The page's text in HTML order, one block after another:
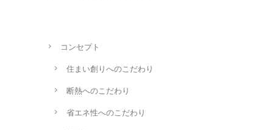
コンセプト
住まい創りへのこだわり
断熱へのこだわり
省エネ性へのこだわり